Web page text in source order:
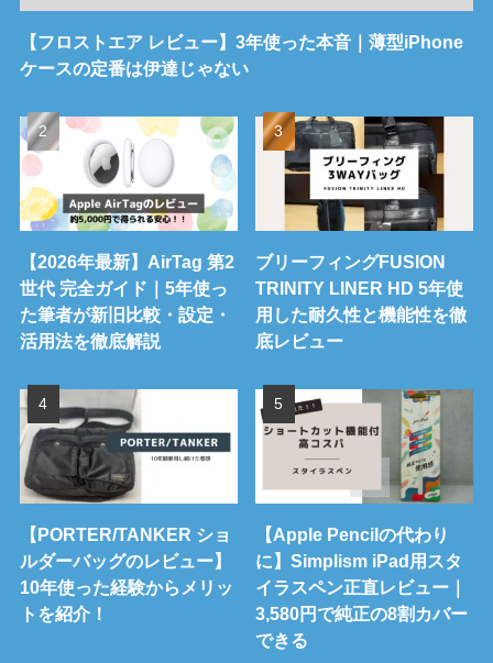
【フロストエア レビュー】3年使った本音｜薄型iPhone
ケースの定番は伊達じゃない
【2026年最新】AirTag 第2
世代 完全ガイド｜5年使っ
た筆者が新旧比較・設定・
活用法を徹底解説
ブリーフィングFUSION
TRINITY LINER HD 5年使
用した耐久性と機能性を徹
底レビュー
【PORTER/TANKER ショ
ルダーバッグのレビュー】
10年使った経験からメリッ
トを紹介！
【Apple Pencilの代わり
に】Simplism iPad用スタ
イラスペン正直レビュー｜
3,580円で純正の8割カバー
できる